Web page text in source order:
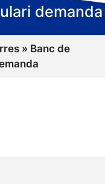
demanda
» Banc de